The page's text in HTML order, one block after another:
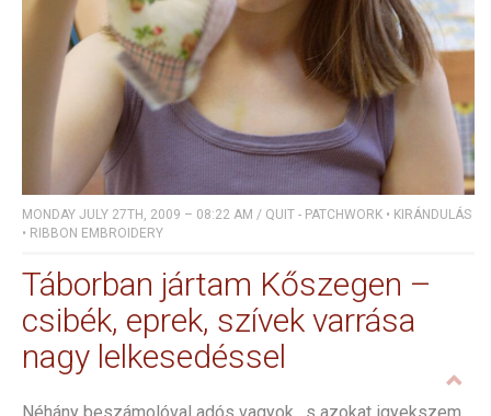
MONDAY JULY 27TH, 2009 – 08:22 AM / QUIT - PATCHWORK • KIRÁNDULÁS
• RIBBON EMBROIDERY
Táborban jártam Kőszegen –
csibék, eprek, szívek varrása
nagy lelkesedéssel